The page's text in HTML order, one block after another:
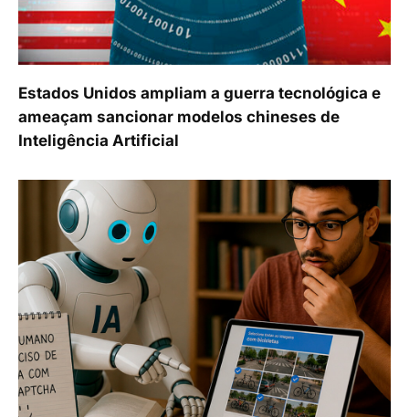
Estados Unidos ampliam a guerra tecnológica e
ameaçam sancionar modelos chineses de
Inteligência Artificial